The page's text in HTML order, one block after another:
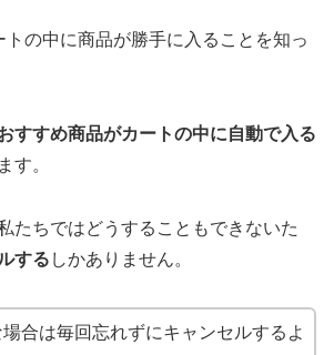
の中に商品が勝手に入ることを知っ
すすめ商品がカートの中に自動で入る
す。
たちではどうすることもできないた
する しかありません。
合は毎回忘れずにキャンセルするよ